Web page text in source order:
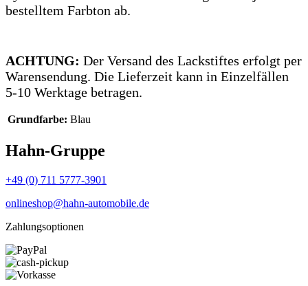
bestelltem Farbton ab.
ACHTUNG: Der Versand des Lackstiftes erfolgt per
Warensendung. Die Lieferzeit kann in Einzelfällen
5-10 Werktage betragen.
Grundfarbe: Blau
Hahn-Gruppe
+49 (0) 711 5777-3901
onlineshop@hahn-automobile.de
Zahlungsoptionen